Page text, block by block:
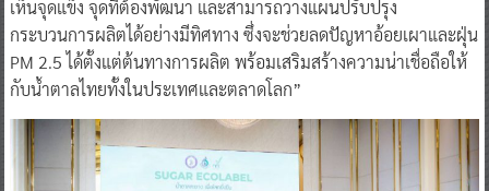
เห็นจุดแข็ง จุดที่ต้องพัฒนา และสามารถวางแผนปรับปรุง
กระบวนการผลิตได้อย่างมีทิศทาง ซึ่งจะช่วยลดปัญหาอ้อยเผาและฝุ่น
PM 2.5 ได้ตั้งแต่ต้นทางการผลิต พร้อมเสริมสร้างความน่าเชื่อถือให้
กับน้ำตาลไทยทั้งในประเทศและตลาดโลก”